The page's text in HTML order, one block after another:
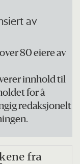
av
80 eiere av
innhold til
for å
redaksjonelt
fra